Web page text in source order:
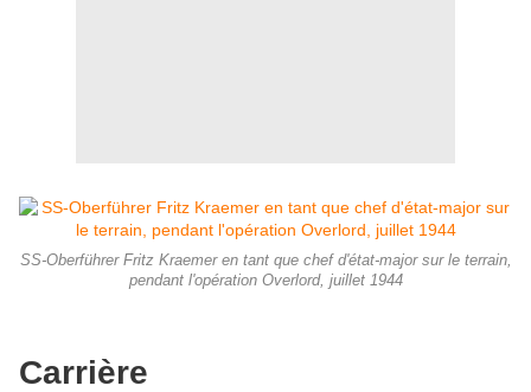
SS-Oberführer Fritz Kraemer en tant que chef d'état-major sur le terrain,
pendant l'opération Overlord, juillet 1944
Carrière